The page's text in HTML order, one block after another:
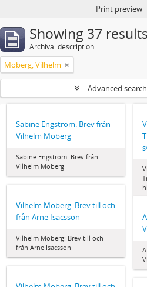
Print preview
Showing 37 results
Archival description
Moberg, Vilhelm
Advanced
Sabine Engström: Brev från
Vilhelm Moberg
Sabine Engström: Brev från
Vilhelm Moberg
Vilhelm Moberg: Brev till och
från Arne Isacsson
Vilhelm Moberg: Brev till och
från Arne Isacsson